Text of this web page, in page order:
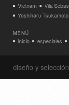
Vietnam
Vila
Yoshiharu Tsukamoto
MENÚ
inicio especiales
diseño y